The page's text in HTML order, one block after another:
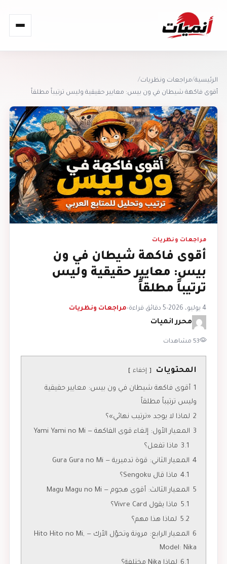
القائمة
الرئيسية/مراجعات ونظريات/
أقوى فاكهة شيطان في ون بيس: معايير حقيقية وليس ترتيباً مطلقاً
مراجعات ونظريات
أقوى فاكهة شيطان في ون
بيس: معايير حقيقية وليس
ترتيباً مطلقاً
4 يوليو، 2026 •5 دقائق قراءة •مراجعات ونظريات
محرر انميات
53 مشاهدات
المحتويات إخفاء
1 أقوى فاكهة شيطان في ون بيس: معايير حقيقية
وليس ترتيباً مطلقاً
2 لماذا لا يوجد «ترتيب نهائي»؟
3 المعيار الأول: إلغاء قوى الفاكهة — Yami Yami no Mi
3.1 ماذا تفعل؟
4 المعيار الثاني: قوة تدميرية — Gura Gura no Mi
4.1 ماذا قال Sengoku؟
5 المعيار الثالث: أقوى هجوم — Magu Magu no Mi
5.1 ماذا يقول Vivre Card؟
5.2 لماذا هذا مهم؟
6
المعيار الرابع: مرونة وتحوّل الأرك — Hito Hito no Mi,
Model: Nika